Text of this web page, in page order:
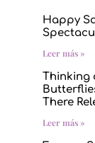
Happy
Leer más »
Thinking
There
Leer más »